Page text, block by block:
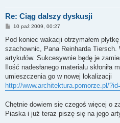
Re: Ciąg dalszy dyskusji
P
s
10 paź 2009, 00:27
Pod koniec wakacji otrzymałem
szachownic, Pana Reinharda Tiersch.
artykułów. Sukcesywnie będę je
Ilość nadesłanego materiału skłoniła
umieszczenia go w nowej lokalizacji
http://www.architektura.pomorze.pl/
Chętnie dowiem się czegoś więcej o
Piaska i już teraz piszę się na jego